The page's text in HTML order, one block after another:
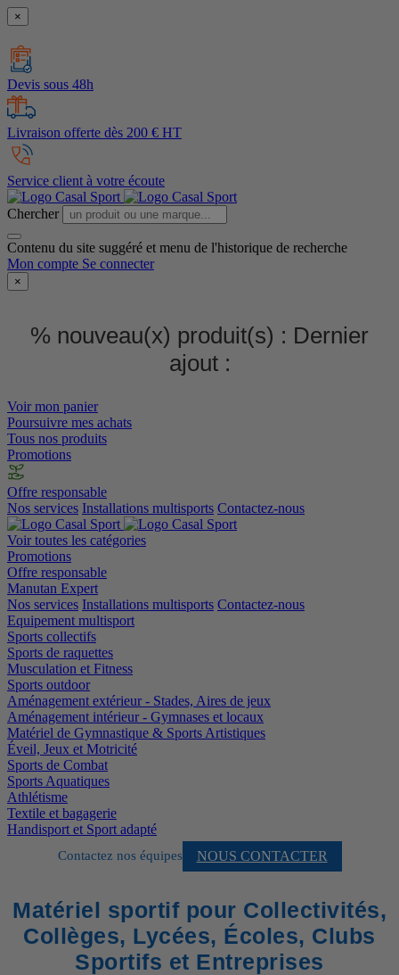
×
Devis sous 48h
Livraison offerte dès 200 € HT
Service client à votre écoute
Chercher
Contenu du site suggéré et menu de l'historique de recherche
Mon compte Se connecter
×
% nouveau(x) produit(s) : Dernier
ajout :
Voir mon panier
Poursuivre mes achats
Tous nos produits
Promotions
Offre responsable
Nos services Installations multisports Contactez-nous
Voir toutes les catégories
Promotions
Offre responsable
Manutan Expert
Nos services Installations multisports Contactez-nous
Equipement multisport
Sports collectifs
Sports de raquettes
Musculation et Fitness
Sports outdoor
Aménagement extérieur - Stades, Aires de jeux
Aménagement intérieur - Gymnases et locaux
Matériel de Gymnastique & Sports Artistiques
Éveil, Jeux et Motricité
Sports de Combat
Sports Aquatiques
Athlétisme
Textile et bagagerie
Handisport et Sport adapté
Contactez nos équipes NOUS CONTACTER
Matériel sportif pour Collectivités,
Collèges, Lycées, Écoles, Clubs
Sportifs et Entreprises